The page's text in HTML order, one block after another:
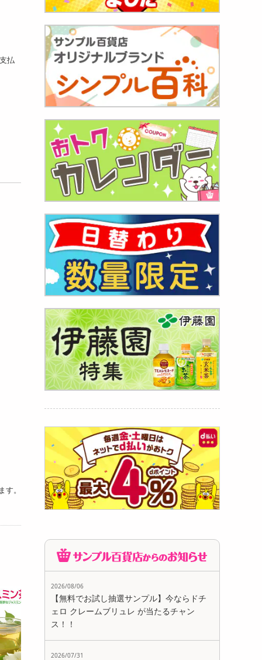
払
。
2026/08/06
【無料でお試し抽選サンプル】今ならドチ
ェロ クレームブリュレ が当たるチャン
ス！！
2026/07/31